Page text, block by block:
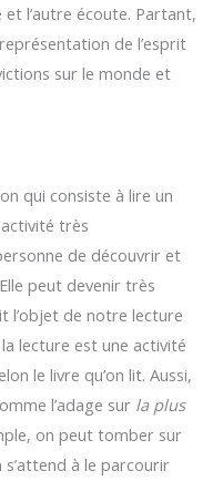
l’autre écoute. Partant,
de l’esprit
sur le monde et
qui consiste à lire un
activité très
de découvrir et
peut devenir très
l’objet de notre lecture
lecture est une activité
le livre qu’on lit. Aussi,
l’adage sur la plus
on peut tomber sur
s’attend à le parcourir